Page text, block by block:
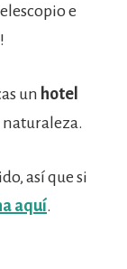
e
un hotel
naturaleza.
así que si
aquí.